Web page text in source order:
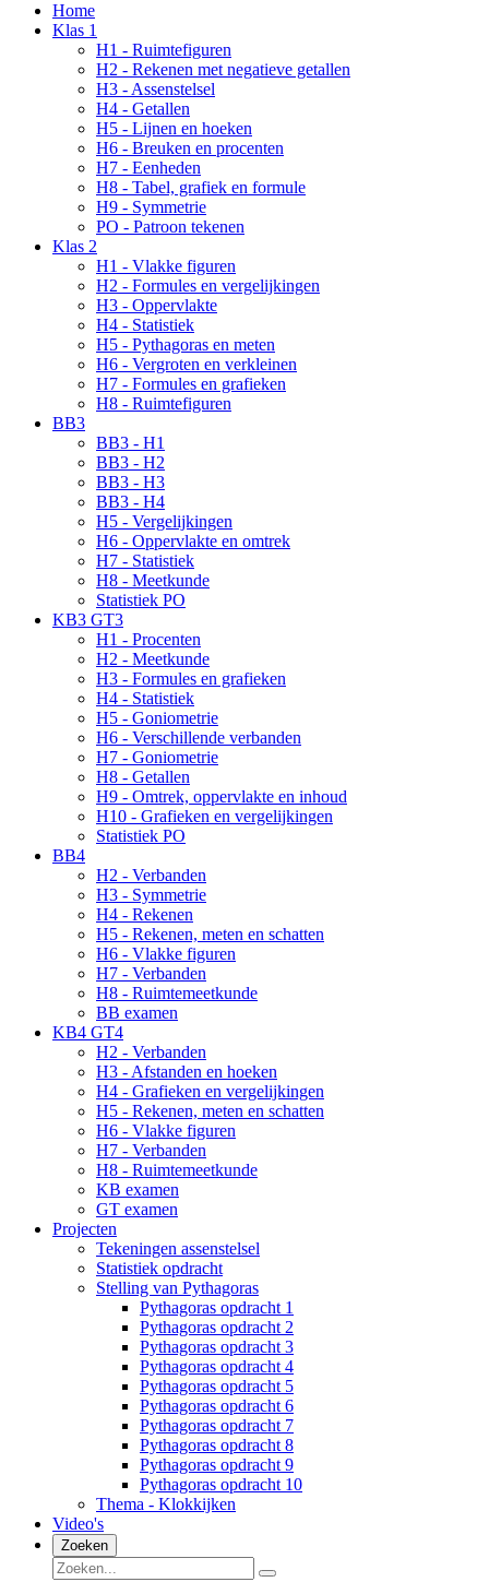
Home
Klas 1
H1 - Ruimtefiguren
H2 - Rekenen met negatieve getallen
H3 - Assenstelsel
H4 - Getallen
H5 - Lijnen en hoeken
H6 - Breuken en procenten
H7 - Eenheden
H8 - Tabel, grafiek en formule
H9 - Symmetrie
PO - Patroon tekenen
Klas 2
H1 - Vlakke figuren
H2 - Formules en vergelijkingen
H3 - Oppervlakte
H4 - Statistiek
H5 - Pythagoras en meten
H6 - Vergroten en verkleinen
H7 - Formules en grafieken
H8 - Ruimtefiguren
BB3
BB3 - H1
BB3 - H2
BB3 - H3
BB3 - H4
H5 - Vergelijkingen
H6 - Oppervlakte en omtrek
H7 - Statistiek
H8 - Meetkunde
Statistiek PO
KB3 GT3
H1 - Procenten
H2 - Meetkunde
H3 - Formules en grafieken
H4 - Statistiek
H5 - Goniometrie
H6 - Verschillende verbanden
H7 - Goniometrie
H8 - Getallen
H9 - Omtrek, oppervlakte en inhoud
H10 - Grafieken en vergelijkingen
Statistiek PO
BB4
H2 - Verbanden
H3 - Symmetrie
H4 - Rekenen
H5 - Rekenen, meten en schatten
H6 - Vlakke figuren
H7 - Verbanden
H8 - Ruimtemeetkunde
BB examen
KB4 GT4
H2 - Verbanden
H3 - Afstanden en hoeken
H4 - Grafieken en vergelijkingen
H5 - Rekenen, meten en schatten
H6 - Vlakke figuren
H7 - Verbanden
H8 - Ruimtemeetkunde
KB examen
GT examen
Projecten
Tekeningen assenstelsel
Statistiek opdracht
Stelling van Pythagoras
Pythagoras opdracht 1
Pythagoras opdracht 2
Pythagoras opdracht 3
Pythagoras opdracht 4
Pythagoras opdracht 5
Pythagoras opdracht 6
Pythagoras opdracht 7
Pythagoras opdracht 8
Pythagoras opdracht 9
Pythagoras opdracht 10
Thema - Klokkijken
Video's
Zoeken